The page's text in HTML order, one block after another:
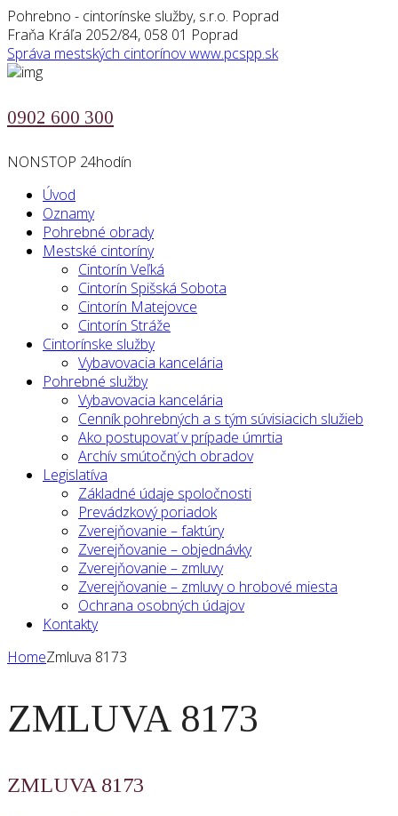
Pohrebno - cintorínske služby, s.r.o. Poprad
Fraňa Kráľa 2052/84, 058 01 Poprad
Správa mestských cintorínovwww.pcspp.sk
0902 600 300
NONSTOP 24hodín
Úvod
Oznamy
Pohrebné obrady
Mestské cintoríny
Cintorín Veľká
Cintorín Spišská Sobota
Cintorín Matejovce
Cintorín Stráže
Cintorínske služby
Vybavovacia kancelária
Pohrebné služby
Vybavovacia kancelária
Cenník pohrebných a s tým súvisiacich služieb
Ako postupovať v prípade úmrtia
Archív smútočných obradov
Legislatíva
Základné údaje spoločnosti
Prevádzkový poriadok
Zverejňovanie – faktúry
Zverejňovanie – objednávky
Zverejňovanie – zmluvy
Zverejňovanie – zmluvy o hrobové miesta
Ochrana osobných údajov
Kontakty
HomeZmluva 8173
ZMLUVA 8173
ZMLUVA 8173